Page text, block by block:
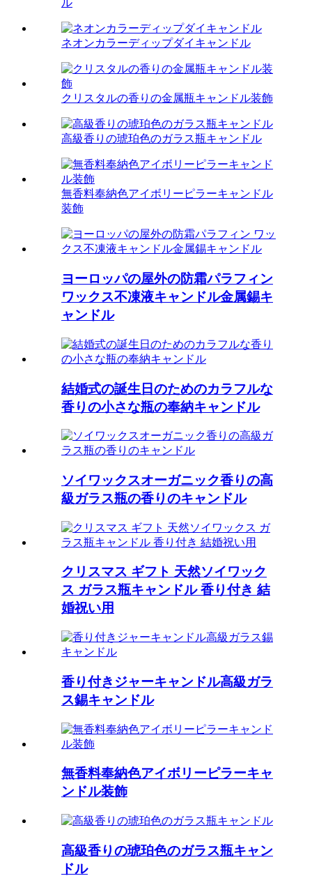
ル
ネオンカラーディップダイキャンドル
クリスタルの香りの金属瓶キャンドル装飾
高級香りの琥珀色のガラス瓶キャンドル
無香料奉納色アイボリーピラーキャンドル
装飾
ヨーロッパの屋外の防霜パラフィン
ワックス不凍液キャンドル金属錫キ
ャンドル
結婚式の誕生日のためのカラフルな
香りの小さな瓶の奉納キャンドル
ソイワックスオーガニック香りの高
級ガラス瓶の香りのキャンドル
クリスマス ギフト 天然ソイワック
ス ガラス瓶キャンドル 香り付き 結
婚祝い用
香り付きジャーキャンドル高級ガラ
ス錫キャンドル
無香料奉納色アイボリーピラーキャ
ンドル装飾
高級香りの琥珀色のガラス瓶キャン
ドル